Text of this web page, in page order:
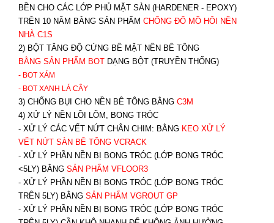
BỀN CHO CÁC LỚP PHỦ MẶT SÀN (HARDENER - EPOXY)
TRÊN 10 NĂM BẰNG SẢN PHẨM CHỐNG ĐỔ MỒ HÔI NỀN
NHÀ C1S
2) BỘT TĂNG ĐỘ CỨNG BỀ MẶT NỀN BÊ TÔNG
BẰNG SẢN PHẨM BOTDẠNG BỘT (TRUYỀN THỐNG)
- BOT XÁM
- BOT XANH LÁ CÂY
3) CHỐNG BỤI CHO NỀN BÊ TÔNG BẰNG C3M
4) XỬ LÝ NỀN LỒI LÕM, BONG TRÓC
- XỬ LÝ CÁC VẾT NỨT CHÂN CHIM: BẰNG KEO XỬ LÝ
VẾT NỨT SÀN BÊ TÔNG VCRACK
- XỬ LÝ PHẦN NỀN BỊ BONG TRÓC (LỚP BONG TRÓC
<5LY) BẰNG SẢN PHẨM VFLOOR3
- XỬ LÝ PHẦN NỀN BỊ BONG TRÓC (LỚP BONG TRÓC
TRÊN 5LY) BẰNG SẢN PHẨM VGROUT GP
- XỬ LÝ PHẦN NỀN BỊ BONG TRÓC (LỚP BONG TRÓC